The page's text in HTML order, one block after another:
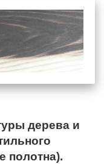
дерева и
полотна).